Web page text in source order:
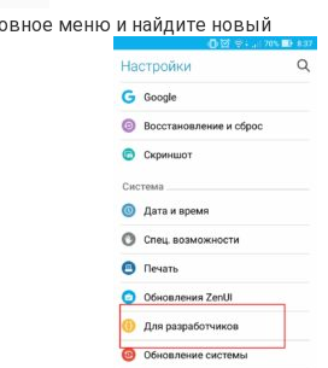
меню и найдите новый